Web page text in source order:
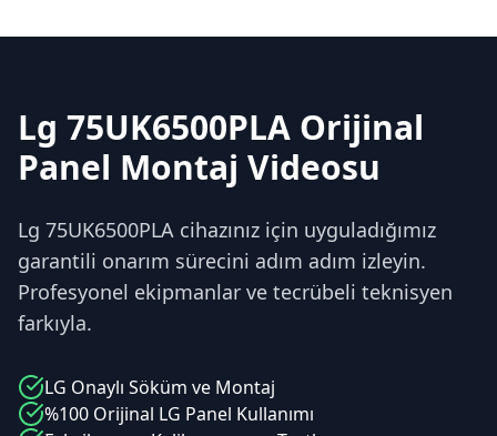
Lg 75UK6500PLA Orijinal
Panel Montaj Videosu
Lg 75UK6500PLA cihazınız için uyguladığımız
garantili onarım sürecini adım adım izleyin.
Profesyonel ekipmanlar ve tecrübeli teknisyen
farkıyla.
LG Onaylı Söküm ve Montaj
%100 Orijinal LG Panel Kullanımı